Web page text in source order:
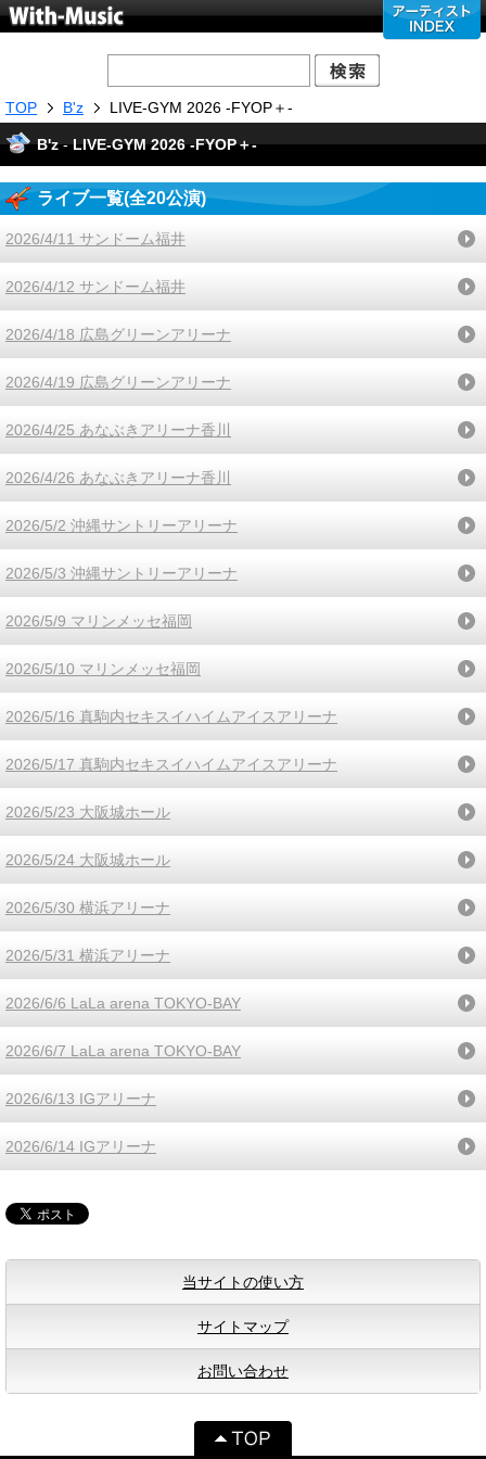
TOP B'z LIVE-GYM 2026 -FYOP＋-
B'z-LIVE-GYM 2026 -FYOP＋-
ライブ一覧(全20公演)
2026/4/11 サンドーム福井
2026/4/12 サンドーム福井
2026/4/18 広島グリーンアリーナ
2026/4/19 広島グリーンアリーナ
2026/4/25 あなぶきアリーナ香川
2026/4/26 あなぶきアリーナ香川
2026/5/2 沖縄サントリーアリーナ
2026/5/3 沖縄サントリーアリーナ
2026/5/9 マリンメッセ福岡
2026/5/10 マリンメッセ福岡
2026/5/16 真駒内セキスイハイムアイスアリーナ
2026/5/17 真駒内セキスイハイムアイスアリーナ
2026/5/23 大阪城ホール
2026/5/24 大阪城ホール
2026/5/30 横浜アリーナ
2026/5/31 横浜アリーナ
2026/6/6 LaLa arena TOKYO-BAY
2026/6/7 LaLa arena TOKYO-BAY
2026/6/13 IGアリーナ
2026/6/14 IGアリーナ
当サイトの使い方
サイトマップ
お問い合わせ